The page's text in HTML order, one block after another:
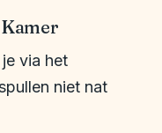
via het
niet nat